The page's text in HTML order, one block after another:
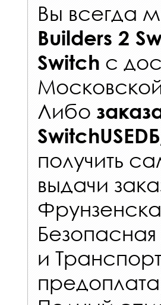
Вы всегда
Builders 2
Switch с
Либо
получить
выдачи
и